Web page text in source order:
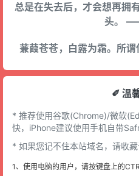
总是在失去后，才会想再拥
头。
蒹葭苍苍，白露为霜。所
✐ 溫
* 推荐使用谷歌(Chrome)/微软
快，iPhone建议使用手机自带
* 如果您记不住本站域名，请收
1、使用电脑的用户，请按键盘上的